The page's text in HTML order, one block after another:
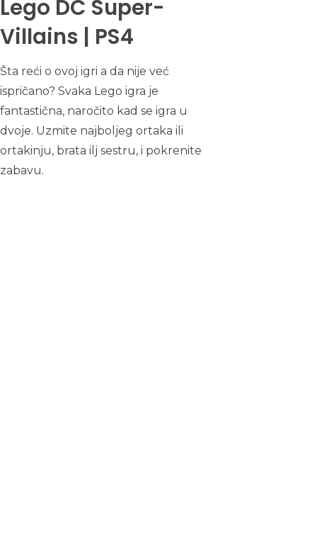
Lego DC Super-
Villains | PS4
Šta reći o ovoj igri a da nije već
ispričano? Svaka Lego igra je
fantastična, naročito kad se igra u
dvoje. Uzmite najboljeg ortaka ili
ortakinju, brata ilj sestru, i pokrenite
zabavu.